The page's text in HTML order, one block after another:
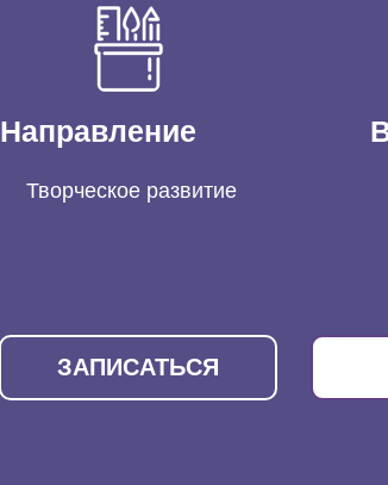
Направление
Творческое развитие
ЗАПИСАТЬСЯ